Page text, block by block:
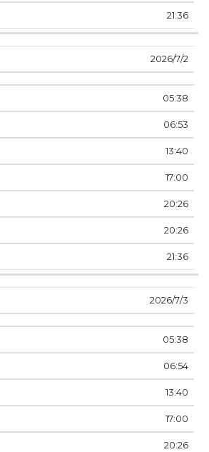
21:36
2‏‏/7‏‏/2026
05:38
06:53
13:40
17:00
20:26
20:26
21:36
3‏‏/7‏‏/2026
05:38
06:54
13:40
17:00
20:26